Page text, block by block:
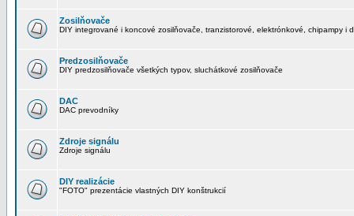
Zosilňovače
DIY integrované i koncové zosilňovače, tranzistorové, elektrónkové, chipampy i
Predzosilňovače
DIY predzosilňovače všetkých typov, sluchátkové zosilňovače
DAC
DAC prevodníky
Zdroje signálu
Zdroje signálu
DIY realizácie
"FOTO" prezentácie vlastných DIY konštrukcií